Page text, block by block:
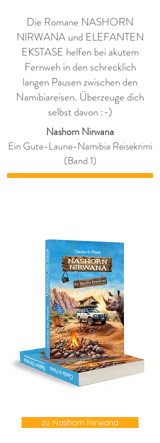
Die Romane NASHORN
NIRWANA und ELEFANTEN
EKSTASE helfen bei akutem
Fernweh in den schrecklich
langen Pausen zwischen den
Namibiareisen. Überzeuge dich
selbst davon :-)
Nashorn Nirwana
Ein Gute-Laune-Namibia Reisekrimi
(Band 1)
zu Nashorn Nirwana